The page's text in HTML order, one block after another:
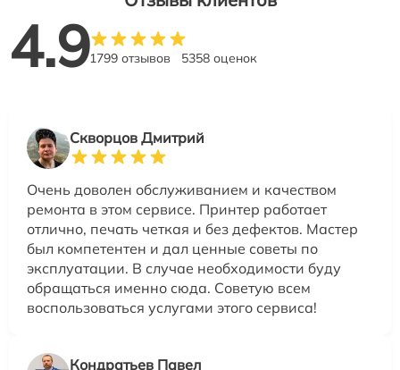
4.91799 отзывов 5358 оценок
Скворцов Дмитрий
Очень доволен обслуживанием и качеством
ремонта в этом сервисе. Принтер работает
отлично, печать четкая и без дефектов. Мастер
был компетентен и дал ценные советы по
эксплуатации. В случае необходимости буду
обращаться именно сюда. Советую всем
воспользоваться услугами этого сервиса!
Кондратьев Павел